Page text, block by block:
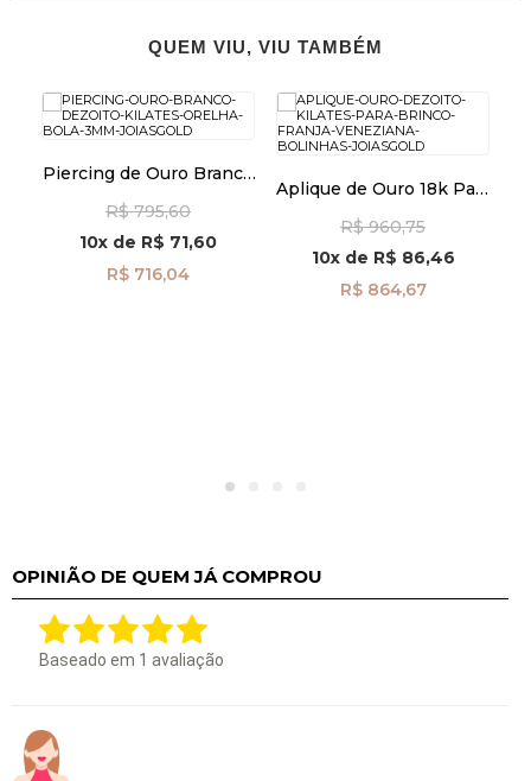
QUEM VIU, VIU TAMBÉM
Piercing de Ouro Branco
3mm ac07835
R$ 795,60
10x de R$ 71,60
R$ 716,04
Aplique de Ouro 18k Para
com Bolinhas ac07847
R$ 960,75
10xde R$ 86,46
R$ 864,67
OPINIÃO DE QUEM JÁ COMPROU
Baseado em 1 avaliação